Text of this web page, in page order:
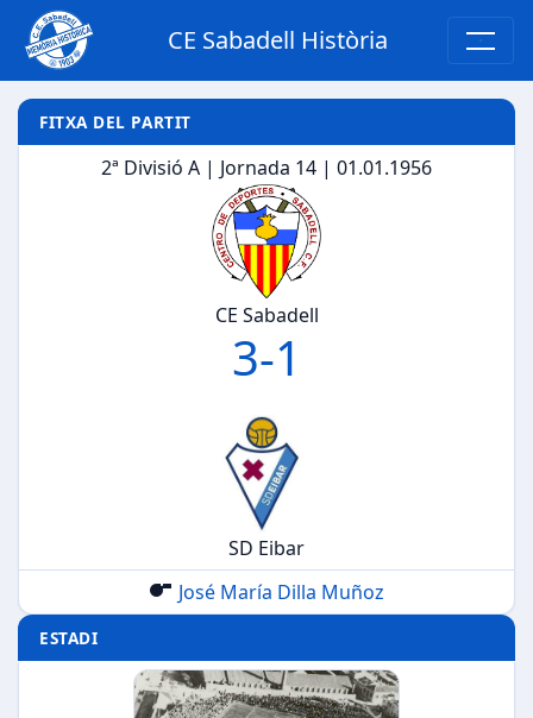
CE Sabadell Història
FITXA DEL PARTIT
2ª Divisió A | Jornada 14 | 01.01.1956
CE Sabadell
3-1
SD Eibar
José María Dilla Muñoz
ESTADI